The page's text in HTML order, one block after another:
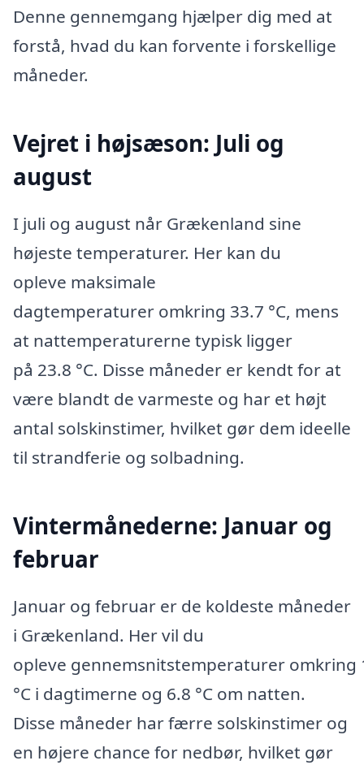
Denne gennemgang hjælper dig med at
forstå, hvad du kan forvente i forskellige
måneder.
Vejret i højsæson: Juli og
august
I juli og august når Grækenland sine
højeste temperaturer. Her kan du
opleve maksimale
dagtemperaturer omkring 33.7 °C, mens
at nattemperaturerne typisk ligger
på 23.8 °C. Disse måneder er kendt for at
være blandt de varmeste og har et højt
antal solskinstimer, hvilket gør dem ideelle
til strandferie og solbadning.
Vintermånederne: Januar og
februar
Januar og februar er de koldeste måneder
i Grækenland. Her vil du
opleve gennemsnitstemperaturer omkring
°C i dagtimerne og 6.8 °C om natten.
Disse måneder har færre solskinstimer og
en højere chance for nedbør, hvilket gør